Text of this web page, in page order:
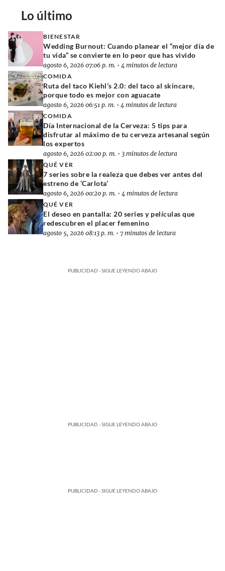
Lo último
BIENESTAR
Wedding Burnout: Cuando planear el “mejor día de
tu vida” se convierte en lo peor que has vivido
agosto 6, 2026 07:06 p. m. • 4 minutos de lectura
COMIDA
Ruta del taco Kiehl’s 2.0: del taco al skincare,
porque todo es mejor con aguacate
agosto 6, 2026 06:51 p. m. • 4 minutos de lectura
COMIDA
Día Internacional de la Cerveza: 5 tips para
disfrutar al máximo de tu cerveza artesanal según
los expertos
agosto 6, 2026 02:00 p. m. • 3 minutos de lectura
QUÉ VER
7 series sobre la realeza que debes ver antes del
estreno de ‘Carlota’
agosto 6, 2026 00:20 p. m. • 4 minutos de lectura
QUÉ VER
El deseo en pantalla: 20 series y películas que
redescubren el placer femenino
agosto 5, 2026 08:13 p. m. • 7 minutos de lectura
PUBLICIDAD - SIGUE LEYENDO ABAJO
PUBLICIDAD - SIGUE LEYENDO ABAJO
PUBLICIDAD - SIGUE LEYENDO ABAJO